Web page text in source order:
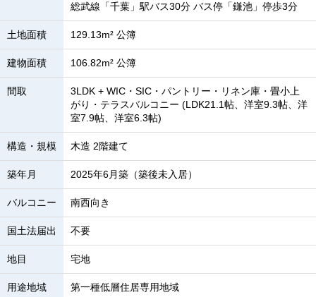
総武線「千葉」駅バス30分 バス停「鎌池」停歩3分
土地面積 129.13m² 公簿
建物面積 106.82m² 公簿
間取
3LDK + WIC・SIC・パントリー・リネン庫・畳小上
がり・テラスバルコニー (LDK21.1帖、洋室9.3帖、洋
室7.9帖、洋室6.3帖)
構造・規模 木造 2階建て
築年月 2025年6月築（築後未入居）
バルコニー 南西向き
国土法届出 不要
地目 宅地
用途地域 第一種低層住居専用地域